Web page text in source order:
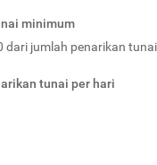
minimum
dari jumlah penarikan tunai
tunai per hari